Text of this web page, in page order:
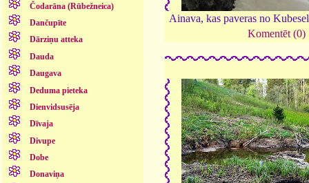
Čodarāna (Rūbežneica)
Dančupīte
Dārziņu atteka
Dauda
Daugava
Deduma pieteka
Dienvidsusēja
Dīvaja
Divupe
Dobe
Donaviņa
Ainava, kas paveras no
Komentēt (0)